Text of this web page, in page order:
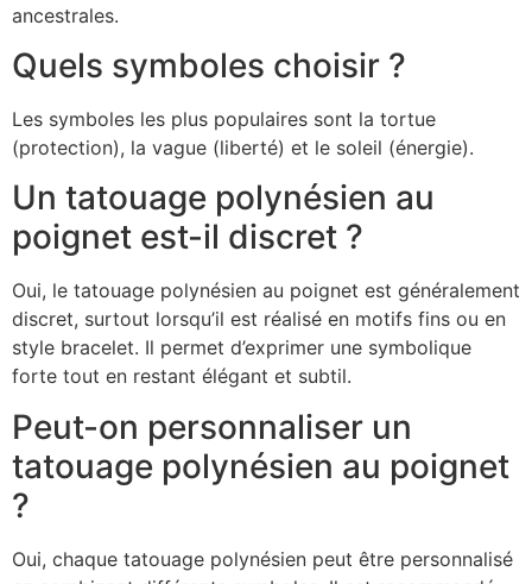
ancestrales.
Quels symboles choisir ?
Les symboles les plus populaires sont la tortue
(protection), la vague (liberté) et le soleil (énergie).
Un tatouage polynésien au
poignet est-il discret ?
Oui, le tatouage polynésien au poignet est généralement
discret, surtout lorsqu’il est réalisé en motifs fins ou en
style bracelet. Il permet d’exprimer une symbolique
forte tout en restant élégant et subtil.
Peut-on personnaliser un
tatouage polynésien au poignet
?
Oui, chaque tatouage polynésien peut être personnalisé